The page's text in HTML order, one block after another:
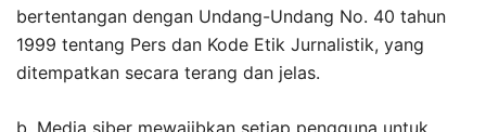
bertentangan dengan Undang-Undang No. 40 tahun
1999 tentang Pers dan Kode Etik Jurnalistik, yang
ditempatkan secara terang dan jelas.
b. Media siber mewajibkan setiap pengguna untuk